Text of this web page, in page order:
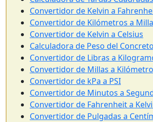
Convertidor de Kelvin a
Convertidor de Kilómetros a
Convertidor de Kelvin a Celsius
Calculadora de Peso del Concreto
Convertidor de Libras a
Convertidor de Millas a
Convertidor de kPa a PSI
Convertidor de Minutos a
Convertidor de Fahrenheit a
Convertidor de Pulgadas a